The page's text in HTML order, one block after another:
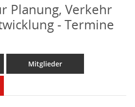
Planung, Verkehr
- Termine
Mitglieder